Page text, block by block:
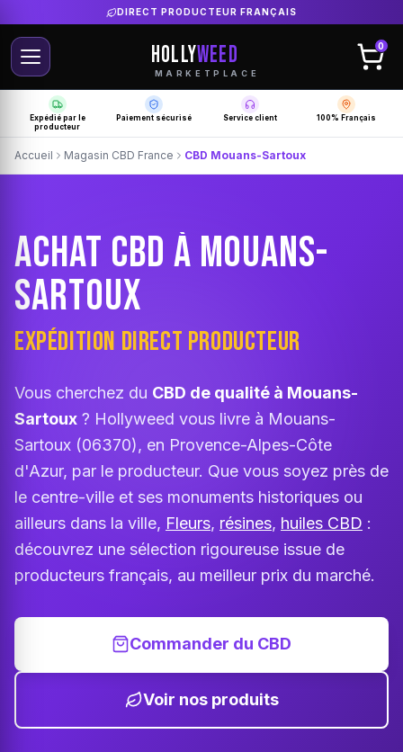
DIRECT PRODUCTEUR FRANÇAIS
HOLLYWEED
MARKETPLACE
0
Expédié par le
producteur
Paiement sécurisé Service client 100% Français
Accueil Magasin CBD France CBD Mouans-Sartoux
ACHAT CBD À MOUANS-
SARTOUX
EXPÉDITION DIRECT PRODUCTEUR
Vous cherchez du CBD de qualité à Mouans-
Sartoux ? Hollyweed vous livre à Mouans-
Sartoux (06370), en Provence-Alpes-Côte
d'Azur, par le producteur. Que vous soyez près de
le centre-ville et ses monuments historiques ou
ailleurs dans la ville, Fleurs, résines, huiles CBD :
découvrez une sélection rigoureuse issue de
producteurs français, au meilleur prix du marché.
Commander du CBD
Voir nos produits